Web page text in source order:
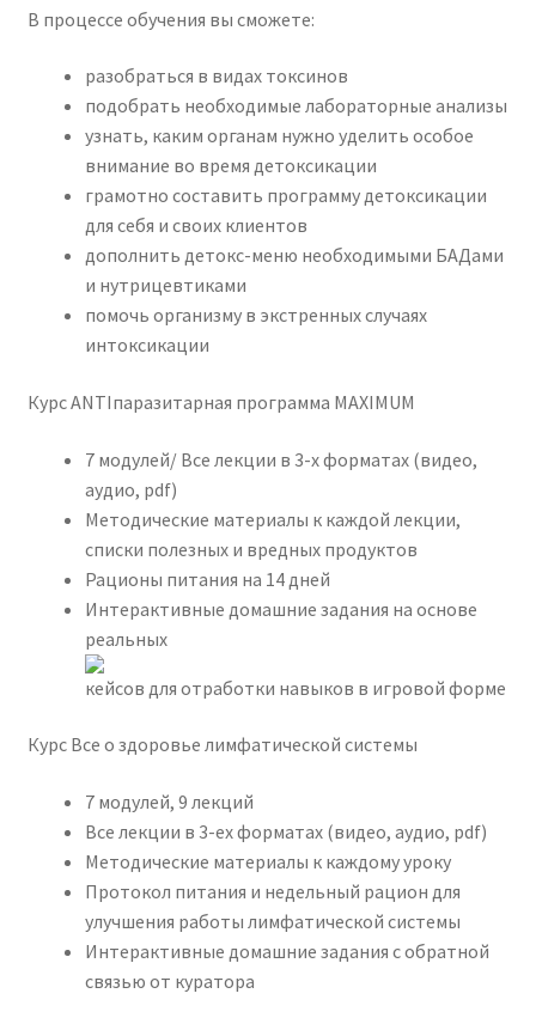
В процессе обучения вы сможете:
разобраться в видах токсинов
подобрать необходимые лабораторные анализы
узнать, каким органам нужно уделить особое
внимание во время детоксикации
грамотно составить программу детоксикации
для себя и своих клиентов
дополнить детокс-меню необходимыми БАДами
и нутрицевтиками
помочь организму в экстренных случаях
интоксикации
Курс ANTIпаразитарная программа MAXIMUM
7 модулей/ Все лекции в 3-х форматах (видео,
аудио, pdf)
Методические материалы к каждой лекции,
списки полезных и вредных продуктов
Рационы питания на 14 дней
Интерактивные домашние задания на основе
реальных
кейсов для отработки навыков в игровой форме
Курс Все о здоровье лимфатической системы
7 модулей, 9 лекций
Все лекции в 3-ех форматах (видео, аудио, pdf)
Методические материалы к каждому уроку
Протокол питания и недельный рацион для
улучшения работы лимфатической системы
Интерактивные домашние задания с обратной
связью от куратора